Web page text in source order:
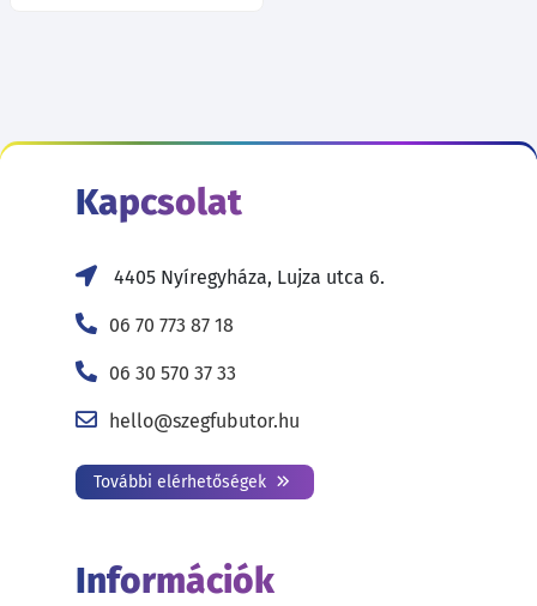
Kapcsolat
4405 Nyíregyháza, Lujza utca 6.
06 70 773 87 18
06 30 570 37 33
hello@szegfubutor.hu
További elérhetőségek
Információk